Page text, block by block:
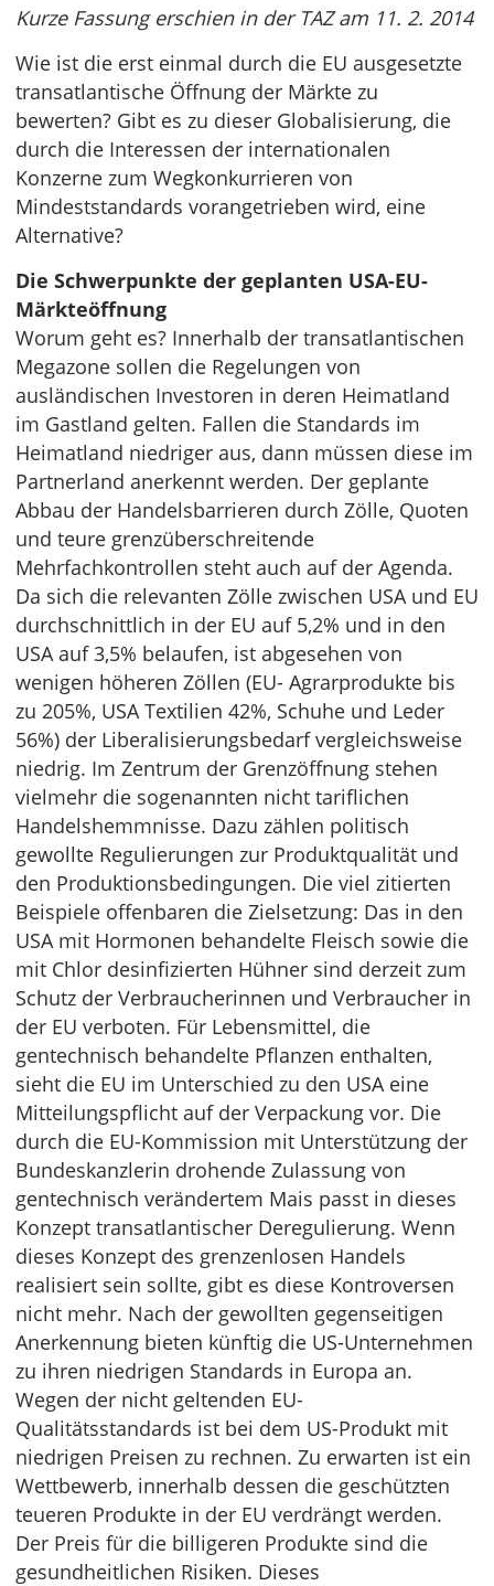
Kurze Fassung erschien in der TAZ am 11. 2. 2014
Wie ist die erst einmal durch die EU ausgesetzte
transatlantische Öffnung der Märkte zu
bewerten? Gibt es zu dieser Globalisierung, die
durch die Interessen der internationalen
Konzerne zum Wegkonkurrieren von
Mindeststandards vorangetrieben wird, eine
Alternative?
Die Schwerpunkte der geplanten USA-EU-
Märkteöffnung
Worum geht es? Innerhalb der transatlantischen
Megazone sollen die Regelungen von
ausländischen Investoren in deren Heimatland
im Gastland gelten. Fallen die Standards im
Heimatland niedriger aus, dann müssen diese im
Partnerland anerkennt werden. Der geplante
Abbau der Handelsbarrieren durch Zölle, Quoten
und teure grenzüberschreitende
Mehrfachkontrollen steht auch auf der Agenda.
Da sich die relevanten Zölle zwischen USA und EU
durchschnittlich in der EU auf 5,2% und in den
USA auf 3,5% belaufen, ist abgesehen von
wenigen höheren Zöllen (EU- Agrarprodukte bis
zu 205%, USA Textilien 42%, Schuhe und Leder
56%) der Liberalisierungsbedarf vergleichsweise
niedrig. Im Zentrum der Grenzöffnung stehen
vielmehr die sogenannten nicht tariflichen
Handelshemmnisse. Dazu zählen politisch
gewollte Regulierungen zur Produktqualität und
den Produktionsbedingungen. Die viel zitierten
Beispiele offenbaren die Zielsetzung: Das in den
USA mit Hormonen behandelte Fleisch sowie die
mit Chlor desinfizierten Hühner sind derzeit zum
Schutz der Verbraucherinnen und Verbraucher in
der EU verboten. Für Lebensmittel, die
gentechnisch behandelte Pflanzen enthalten,
sieht die EU im Unterschied zu den USA eine
Mitteilungspflicht auf der Verpackung vor. Die
durch die EU-Kommission mit Unterstützung der
Bundeskanzlerin drohende Zulassung von
gentechnisch verändertem Mais passt in dieses
Konzept transatlantischer Deregulierung. Wenn
dieses Konzept des grenzenlosen Handels
realisiert sein sollte, gibt es diese Kontroversen
nicht mehr. Nach der gewollten gegenseitigen
Anerkennung bieten künftig die US-Unternehmen
zu ihren niedrigen Standards in Europa an.
Wegen der nicht geltenden EU-
Qualitätsstandards ist bei dem US-Produkt mit
niedrigen Preisen zu rechnen. Zu erwarten ist ein
Wettbewerb, innerhalb dessen die geschützten
teueren Produkte in der EU verdrängt werden.
Der Preis für die billigeren Produkte sind die
gesundheitlichen Risiken. Dieses